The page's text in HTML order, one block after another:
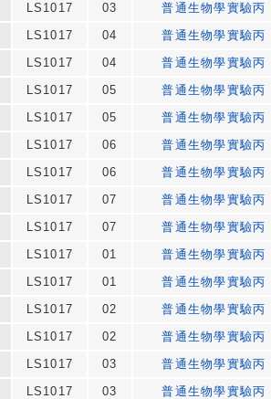
LS1017 03
普通生物學實驗丙
LS1017 04
普通生物學實驗丙
LS1017 04
普通生物學實驗丙
LS1017 05
普通生物學實驗丙
LS1017 05
普通生物學實驗丙
LS1017 06
普通生物學實驗丙
LS1017 06
普通生物學實驗丙
LS1017 07
普通生物學實驗丙
LS1017 07
普通生物學實驗丙
LS1017 01
普通生物學實驗丙
LS1017 01
普通生物學實驗丙
LS1017 02
普通生物學實驗丙
LS1017 02
普通生物學實驗丙
LS1017 03
普通生物學實驗丙
LS1017 03
普通生物學實驗丙